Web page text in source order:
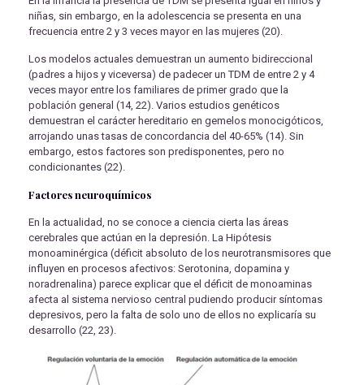
niñas, sin embargo, en la adolescencia se presenta en una
frecuencia entre 2 y 3 veces mayor en las mujeres (20).
Los modelos actuales demuestran un aumento bidireccional
(padres a hijos y viceversa) de padecer un TDM de entre 2 y 4
veces mayor entre los familiares de primer grado que la
población general (14, 22). Varios estudios genéticos
demuestran el carácter hereditario en gemelos monocigóticos,
arrojando unas tasas de concordancia del 40-65% (14). Sin
embargo, estos factores son predisponentes, pero no
condicionantes (22).
Factores neuroquímicos
En la actualidad, no se conoce a ciencia cierta las áreas
cerebrales que actúan en la depresión. La Hipótesis
monoaminérgica (déficit absoluto de los neurotransmisores que
influyen en procesos afectivos: Serotonina, dopamina y
noradrenalina) parece explicar que el déficit de monoaminas
afecta al sistema nervioso central pudiendo producir síntomas
depresivos, pero la falta de solo uno de ellos no explicaría su
desarrollo (22, 23).